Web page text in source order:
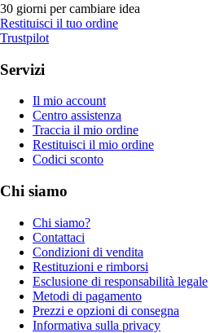
30 giorni per cambiare idea
Restituisci il tuo ordine
Trustpilot
Servizi
Il mio account
Centro assistenza
Traccia il mio ordine
Restituisci il mio ordine
Codici sconto
Chi siamo
Chi siamo?
Contattaci
Condizioni di vendita
Restituzioni e rimborsi
Esclusione di responsabilità legale
Metodi di pagamento
Prezzi e opzioni di consegna
Informativa sulla privacy